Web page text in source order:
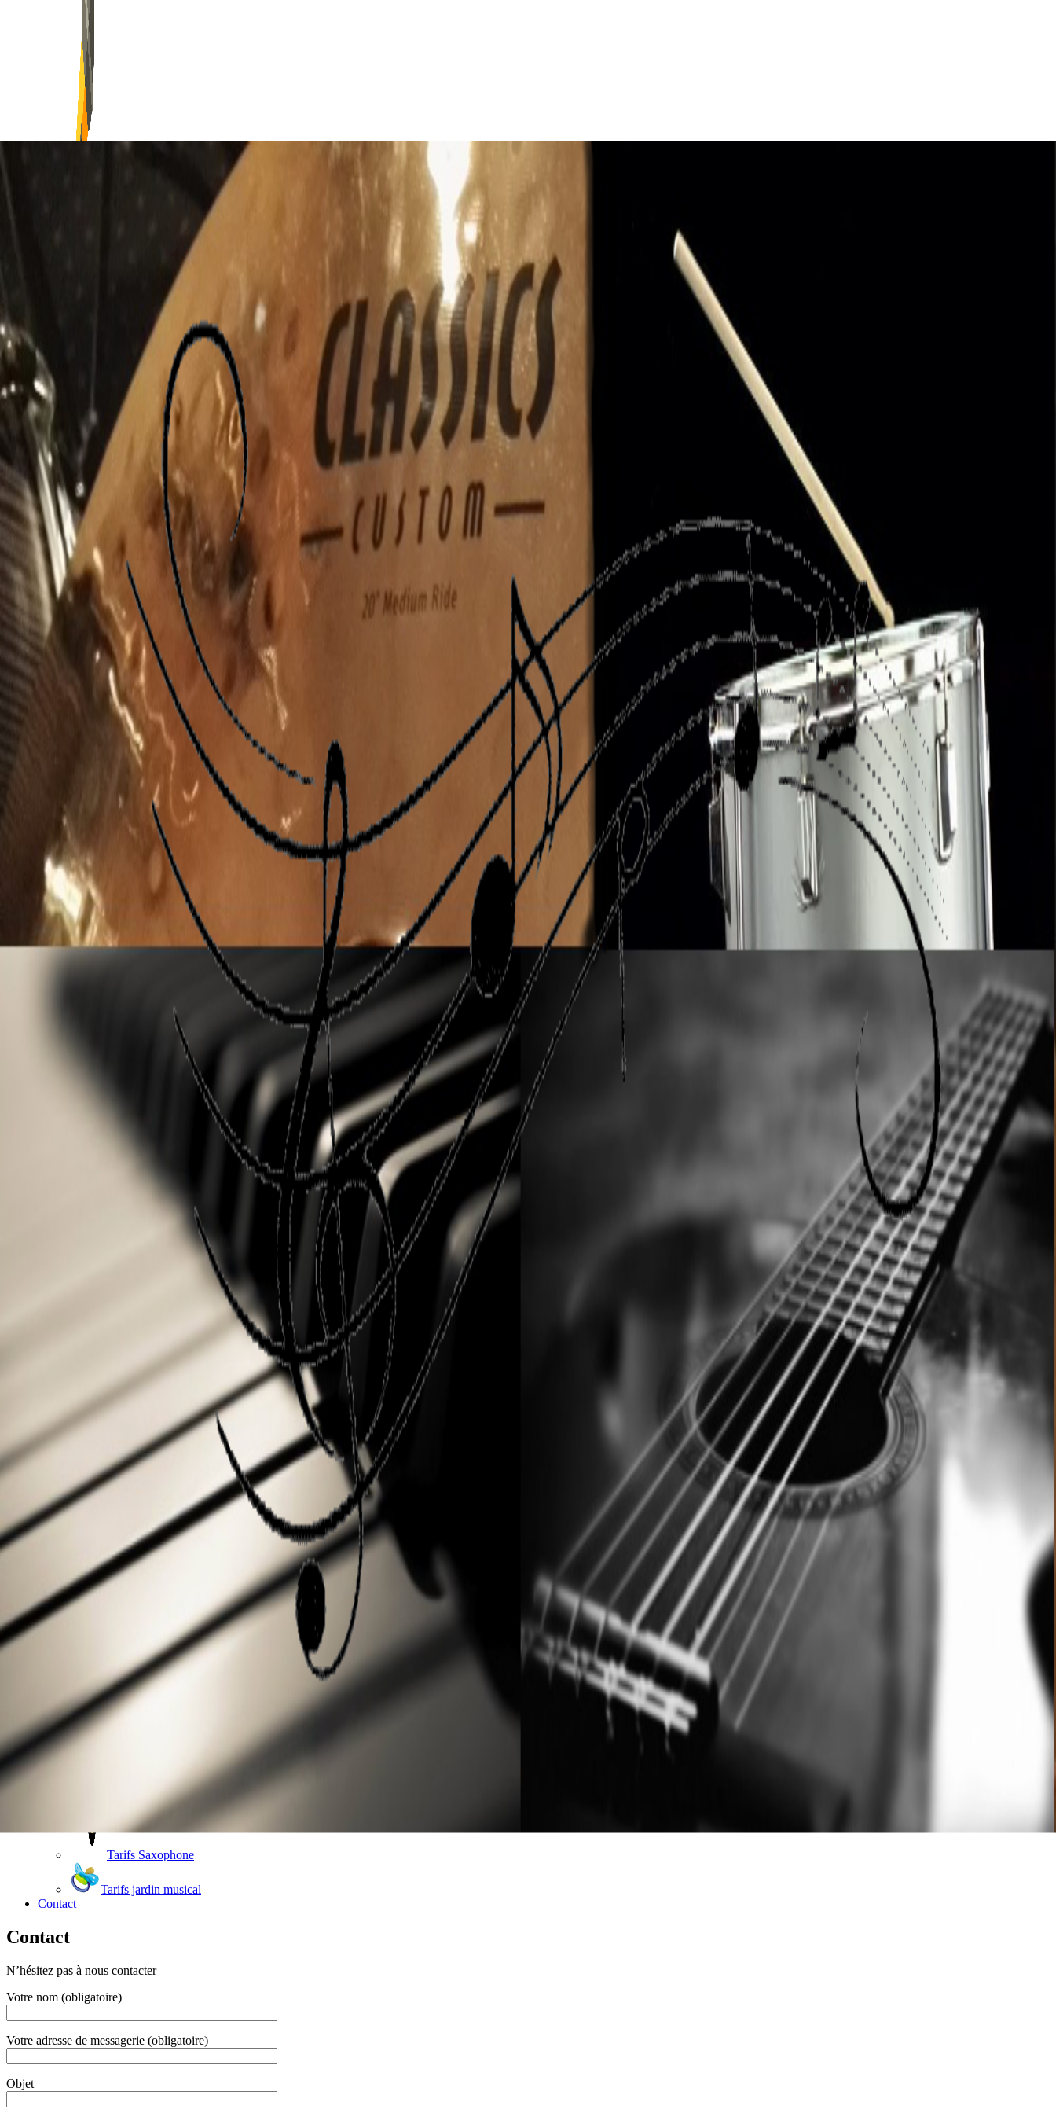
Enseignement du Chant
Enseignement du saxophone
Eveil piano et musical
Tarifs
Tarifs Guitare / Basse
Tarifs Initiation Piano
Tarifs Chant
Tarifs Saxophone
Tarifs jardin musical
Contact
Contact
N’hésitez pas à nous contacter
Votre nom (obligatoire)
Votre adresse de messagerie (obligatoire)
Objet